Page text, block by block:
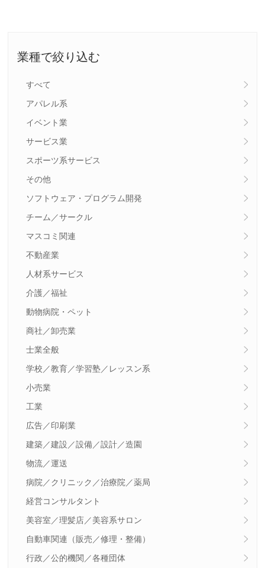
業種で絞り込む
すべて
アパレル系
イベント業
サービス業
スポーツ系サービス
その他
ソフトウェア・プログラム開発
チーム／サークル
マスコミ関連
不動産業
人材系サービス
介護／福祉
動物病院・ペット
商社／卸売業
士業全般
学校／教育／学習塾／レッスン系
小売業
工業
広告／印刷業
建築／建設／設備／設計／造園
物流／運送
病院／クリニック／治療院／薬局
経営コンサルタント
美容室／理髪店／美容系サロン
自動車関連（販売／修理・整備）
行政／公的機関／各種団体